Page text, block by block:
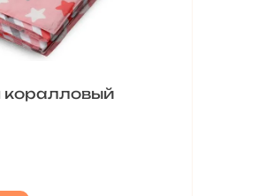
коралловый